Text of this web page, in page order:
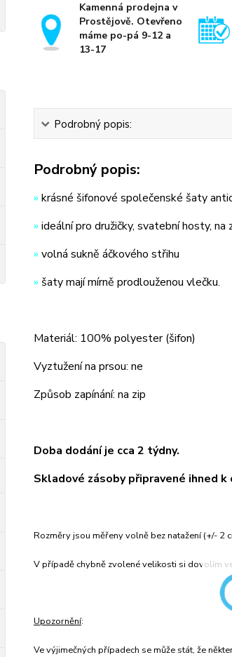
Kamenná prodejna v
Prostějově. Otevřeno
máme po-pá 9-12 a
13-17
Podrobný popis:
Podrobný popis:
» krásné šifonové společenské šaty
» ideální pro družičky, svatební hosty,
» volná sukně áčkového střihu
» šaty mají mírně prodlouženou vlečku.
Materiál: 100% polyester (šifon)
Vyztužení na prsou: ne
Způsob zapínání: na zip
Doba dodání je cca 2 týdny.
Skladové zásoby připravené ihned
Rozměry jsou měřeny volně bez natažení (+/- 2
V případě chybně zvolené velikosti si dovolím
Upozornění:
Ve výjimečných případech se může stát, že